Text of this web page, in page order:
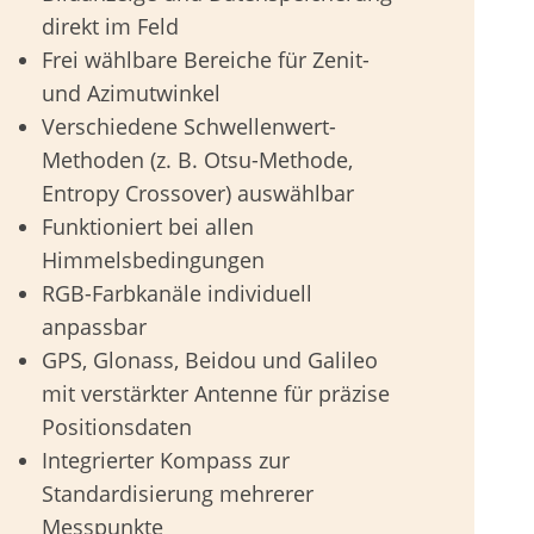
direkt im Feld
Frei wählbare Bereiche für Zenit-
und Azimutwinkel
Verschiedene Schwellenwert-
Methoden (z. B. Otsu-Methode,
Entropy Crossover) auswählbar
Funktioniert bei allen
Himmelsbedingungen
RGB-Farbkanäle individuell
anpassbar
GPS, Glonass, Beidou und Galileo
mit verstärkter Antenne für präzise
Positionsdaten
Integrierter Kompass zur
Standardisierung mehrerer
Messpunkte